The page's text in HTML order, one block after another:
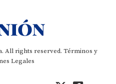
All rights reserved. Términos y
Legales